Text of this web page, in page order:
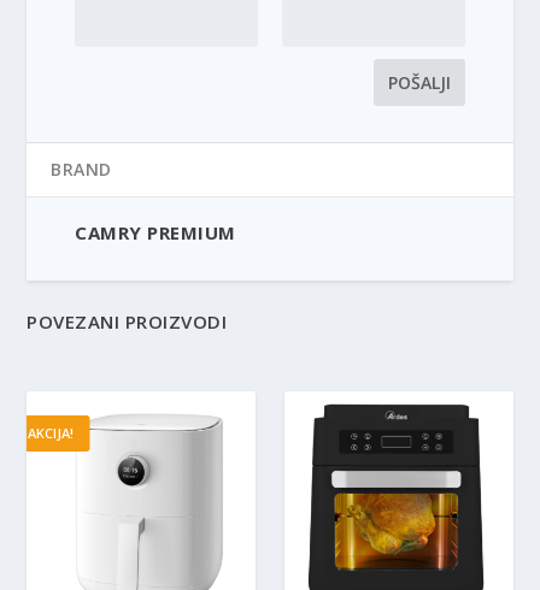
BRAND
CAMRY PREMIUM
POVEZANI PROIZVODI
AKCIJA!